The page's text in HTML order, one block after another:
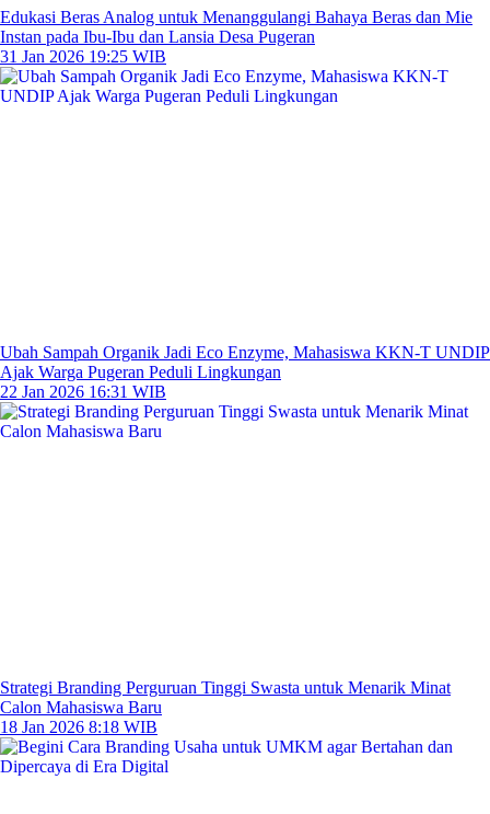
Edukasi Beras Analog untuk Menanggulangi Bahaya Beras dan Mie
Instan pada Ibu-Ibu dan Lansia Desa Pugeran
31 Jan 2026 19:25 WIB
Ubah Sampah Organik Jadi Eco Enzyme, Mahasiswa KKN-T UNDIP
Ajak Warga Pugeran Peduli Lingkungan
22 Jan 2026 16:31 WIB
Strategi Branding Perguruan Tinggi Swasta untuk Menarik Minat
Calon Mahasiswa Baru
18 Jan 2026 8:18 WIB